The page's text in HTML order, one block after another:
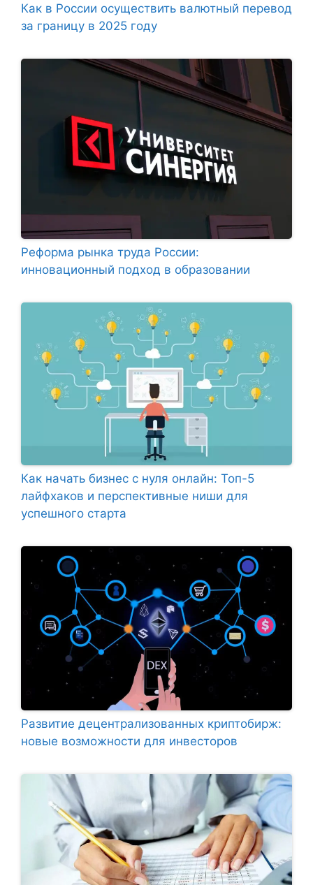
Как в России осуществить валютный перевод
за границу в 2025 году
Реформа рынка труда России:
инновационный подход в образовании
Как начать бизнес с нуля онлайн: Топ-5
лайфхаков и перспективные ниши для
успешного старта
Развитие децентрализованных криптобирж:
новые возможности для инвесторов